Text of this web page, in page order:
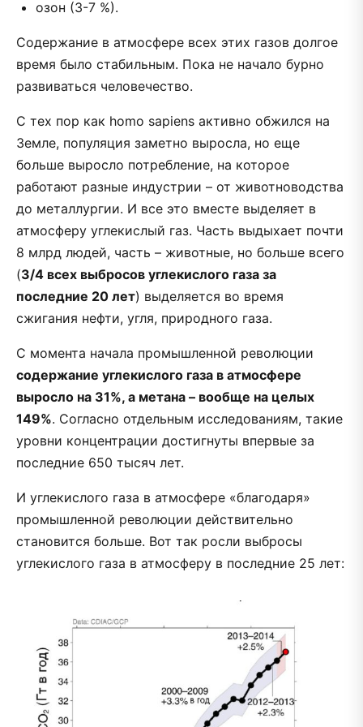
озон (3-7 %).
Содержание в атмосфере всех этих газов долгое
время было стабильным. Пока не начало бурно
развиваться человечество.
С тех пор как homo sapiens активно обжился на
Земле, популяция заметно выросла, но еще
больше выросло потребление, на которое
работают разные индустрии – от животноводства
до металлургии. И все это вместе выделяет в
атмосферу углекислый газ. Часть выдыхает почти
8 млрд людей, часть – животные, но больше всего
(3/4 всех выбросов углекислого газа за
последние 20 лет) выделяется во время
сжигания нефти, угля, природного газа.
С момента начала промышленной революции
содержание углекислого газа в атмосфере
выросло на 31%, а метана – вообще на целых
149%. Согласно отдельным исследованиям, такие
уровни концентрации достигнуты впервые за
последние 650 тысяч лет.
И углекислого газа в атмосфере «благодаря»
промышленной революции действительно
становится больше. Вот так росли выбросы
углекислого газа в атмосферу в последние 25 лет: